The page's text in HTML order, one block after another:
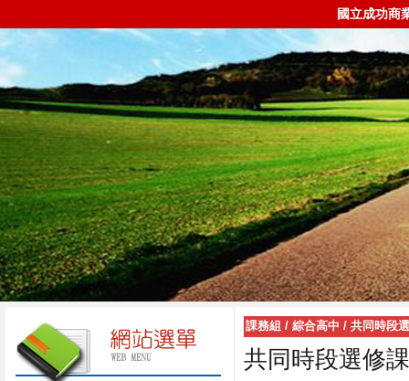
國立成功商
課務組 / 綜合高中 / 共同時段
共同時段選修